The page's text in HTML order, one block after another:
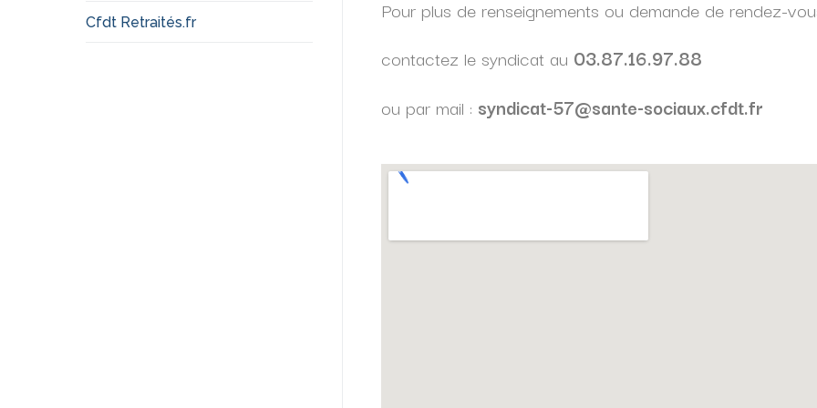
Pour plus de renseignements ou demande de rendez-
contactez le syndicat au 03.87.16.97.88
ou par mail : syndicat-57@sante-sociaux.cfdt.fr
Cfdt Retraités.fr